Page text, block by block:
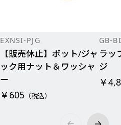
EXNSI-PJG
【販売休止】ポット/ジャ
ック用ナット＆ワッシャ
ー
￥605 （税込）
GB-
ラッ
ジ
￥